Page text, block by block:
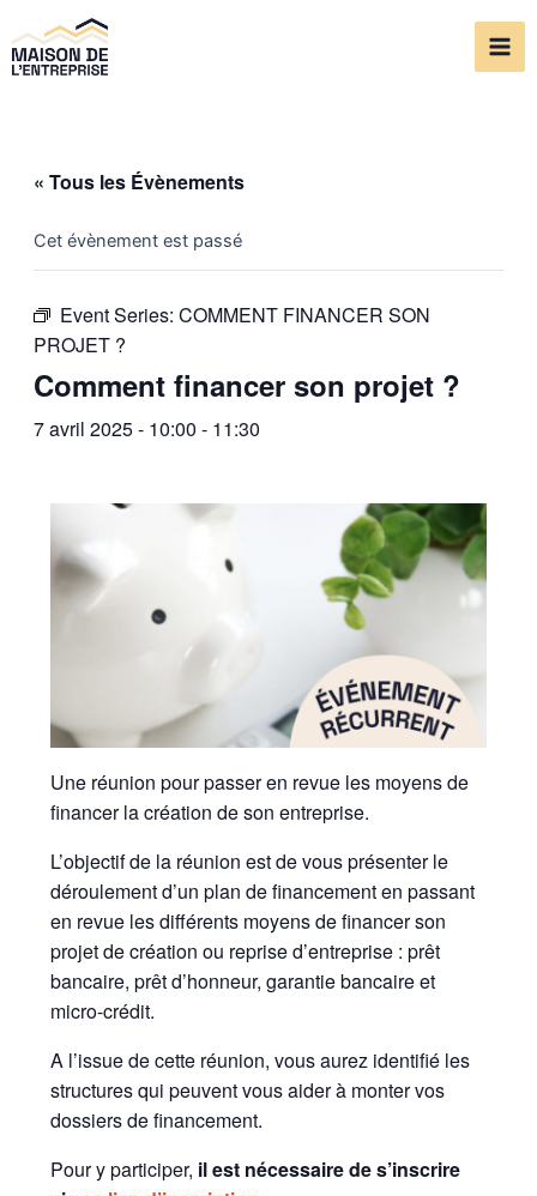
au
contenu
« Tous les Évènements
Cet évènement est passé
Event Series: COMMENT FINANCER SON
PROJET ?
Comment financer son projet ?
7 avril 2025 - 10:00 - 11:30
Une réunion pour passer en revue les moyens de
financer la création de son entreprise.
L’objectif de la réunion est de vous présenter le
déroulement d’un plan de financement en passant
en revue les différents moyens de financer son
projet de création ou reprise d’entreprise : prêt
bancaire, prêt d’honneur, garantie bancaire et
micro-crédit.
A l’issue de cette réunion, vous aurez identifié les
structures qui peuvent vous aider à monter vos
dossiers de financement.
Pour y participer, il est nécessaire de s’inscrire